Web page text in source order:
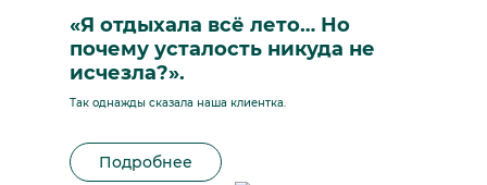
«Я отдыхала всё лето… Но
почему усталость никуда не
исчезла?».
Так однажды сказала наша клиентка.
Подробнее